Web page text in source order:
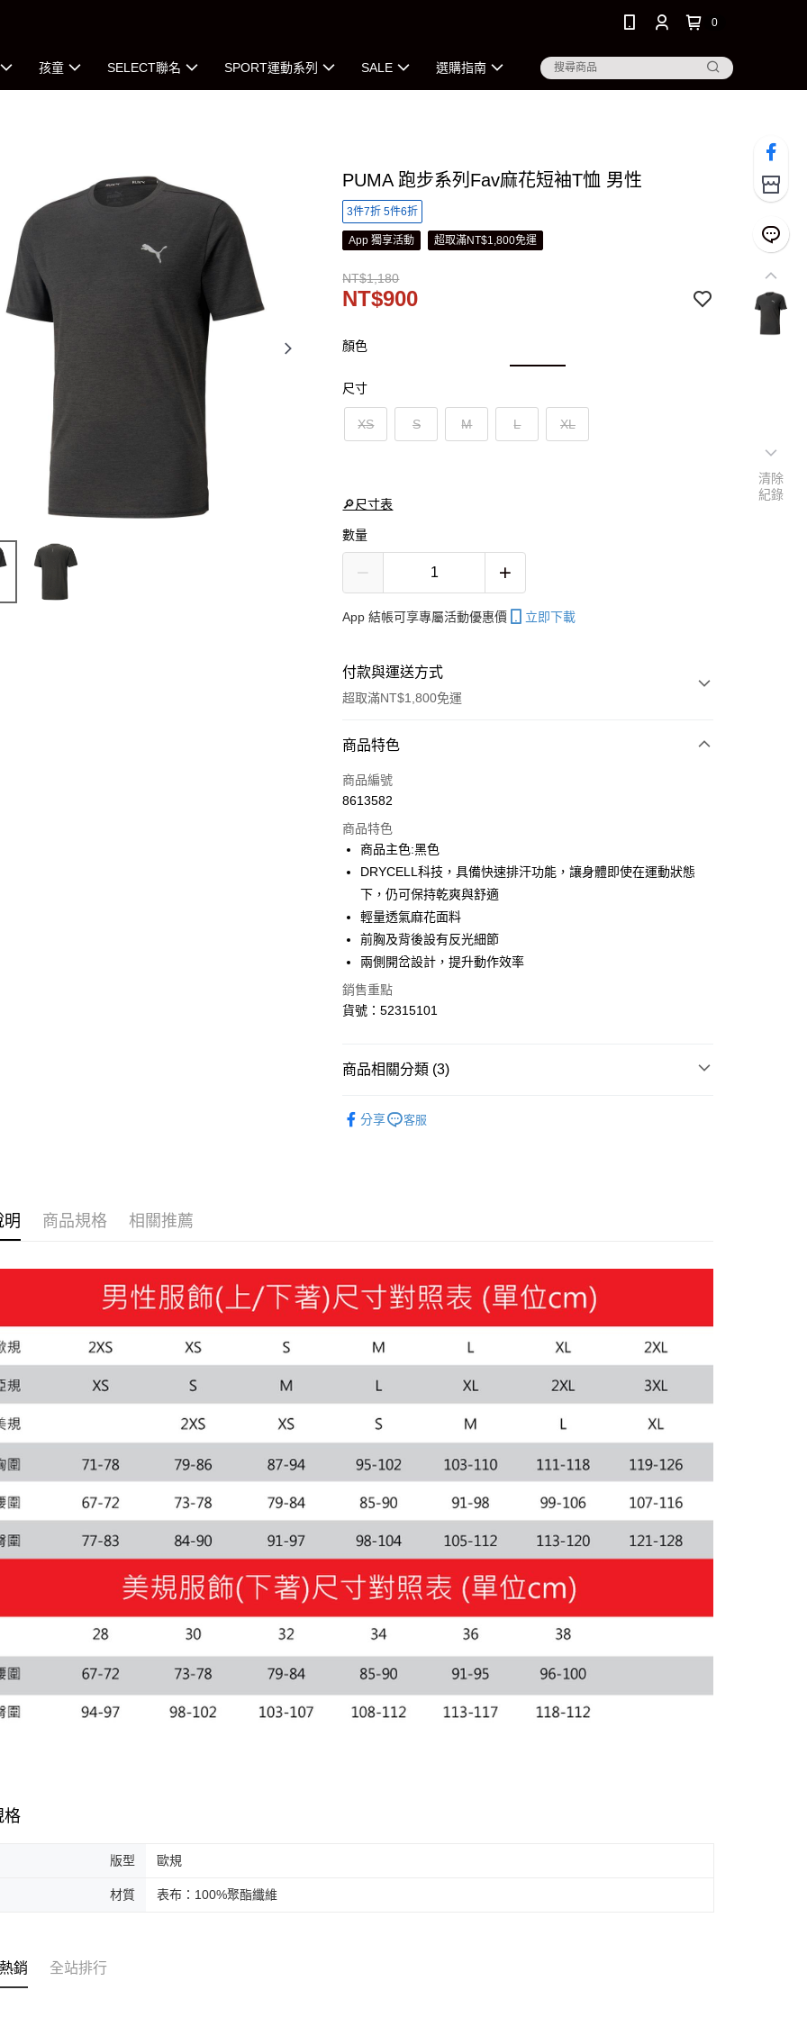
0
孩童 SELECT聯名 SPORT運動系列 SALE 選購指南
PUMA 跑步系列Fav麻花短袖T恤 男性
3件7折 5件6折
App 獨享活動 超取滿NT$1,800免運
NT$1,180
NT$900
顏色
尺寸
XS S M L XL
🔎尺寸表
數量
App 結帳可享專屬活動優惠價 立即下載
付款與運送方式
超取滿NT$1,800免運
付款方式
信用卡一次付款
Apple Pay
街口支付
悠遊付
Google Pay
付款後全家取貨
付款後7-11取貨
每筆NT$180
商品特色
商品編號
8613582
商品特色
商品主色:黑色
DRYCELL科技，具備快速排汗功能，讓身體即使在運動狀態
下，仍可保持乾爽與舒適
輕量透氣麻花面料
前胸及背後設有反光細節
兩側開岔設計，提升動作效率
銷售重點
貨號：52315101
商品相關分類 (3)
分享 客服
明 商品規格 相關推薦
格
版型 歐規
材質 表布：100%聚酯纖維
銷 全站排行
清除
紀錄